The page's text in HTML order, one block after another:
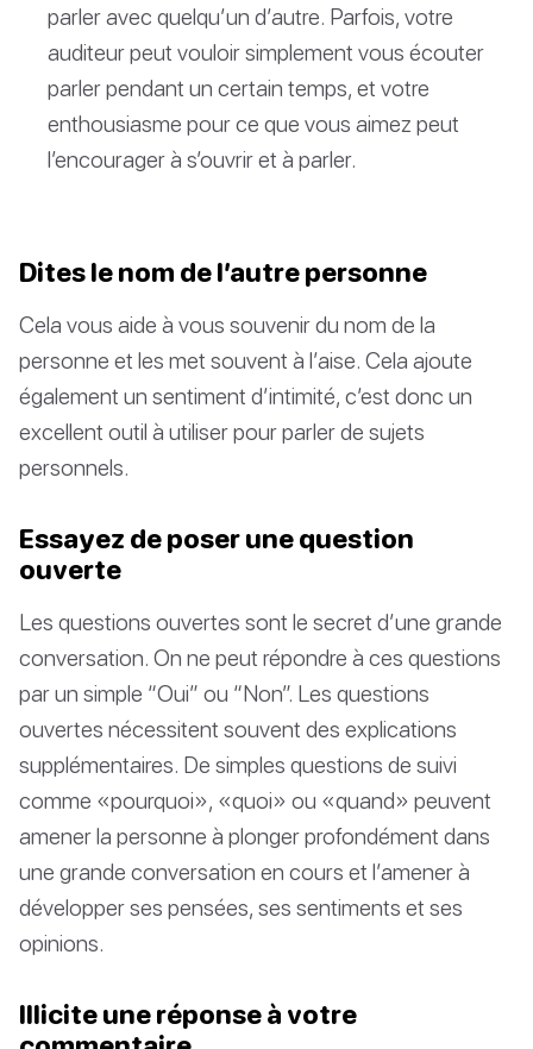
parler avec quelqu’un d’autre. Parfois, votre
auditeur peut vouloir simplement vous écouter
parler pendant un certain temps, et votre
enthousiasme pour ce que vous aimez peut
l’encourager à s’ouvrir et à parler.
Dites le nom de l’autre personne
Cela vous aide à vous souvenir du nom de la
personne et les met souvent à l’aise. Cela ajoute
également un sentiment d’intimité, c’est donc un
excellent outil à utiliser pour parler de sujets
personnels.
Essayez de poser une question
ouverte
Les questions ouvertes sont le secret d’une grande
conversation. On ne peut répondre à ces questions
par un simple “Oui” ou “Non”. Les questions
ouvertes nécessitent souvent des explications
supplémentaires. De simples questions de suivi
comme «pourquoi», «quoi» ou «quand» peuvent
amener la personne à plonger profondément dans
une grande conversation en cours et l’amener à
développer ses pensées, ses sentiments et ses
opinions.
Illicite une réponse à votre